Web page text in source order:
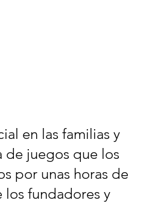
en las familias y
de juegos que los
por unas horas de
los fundadores y